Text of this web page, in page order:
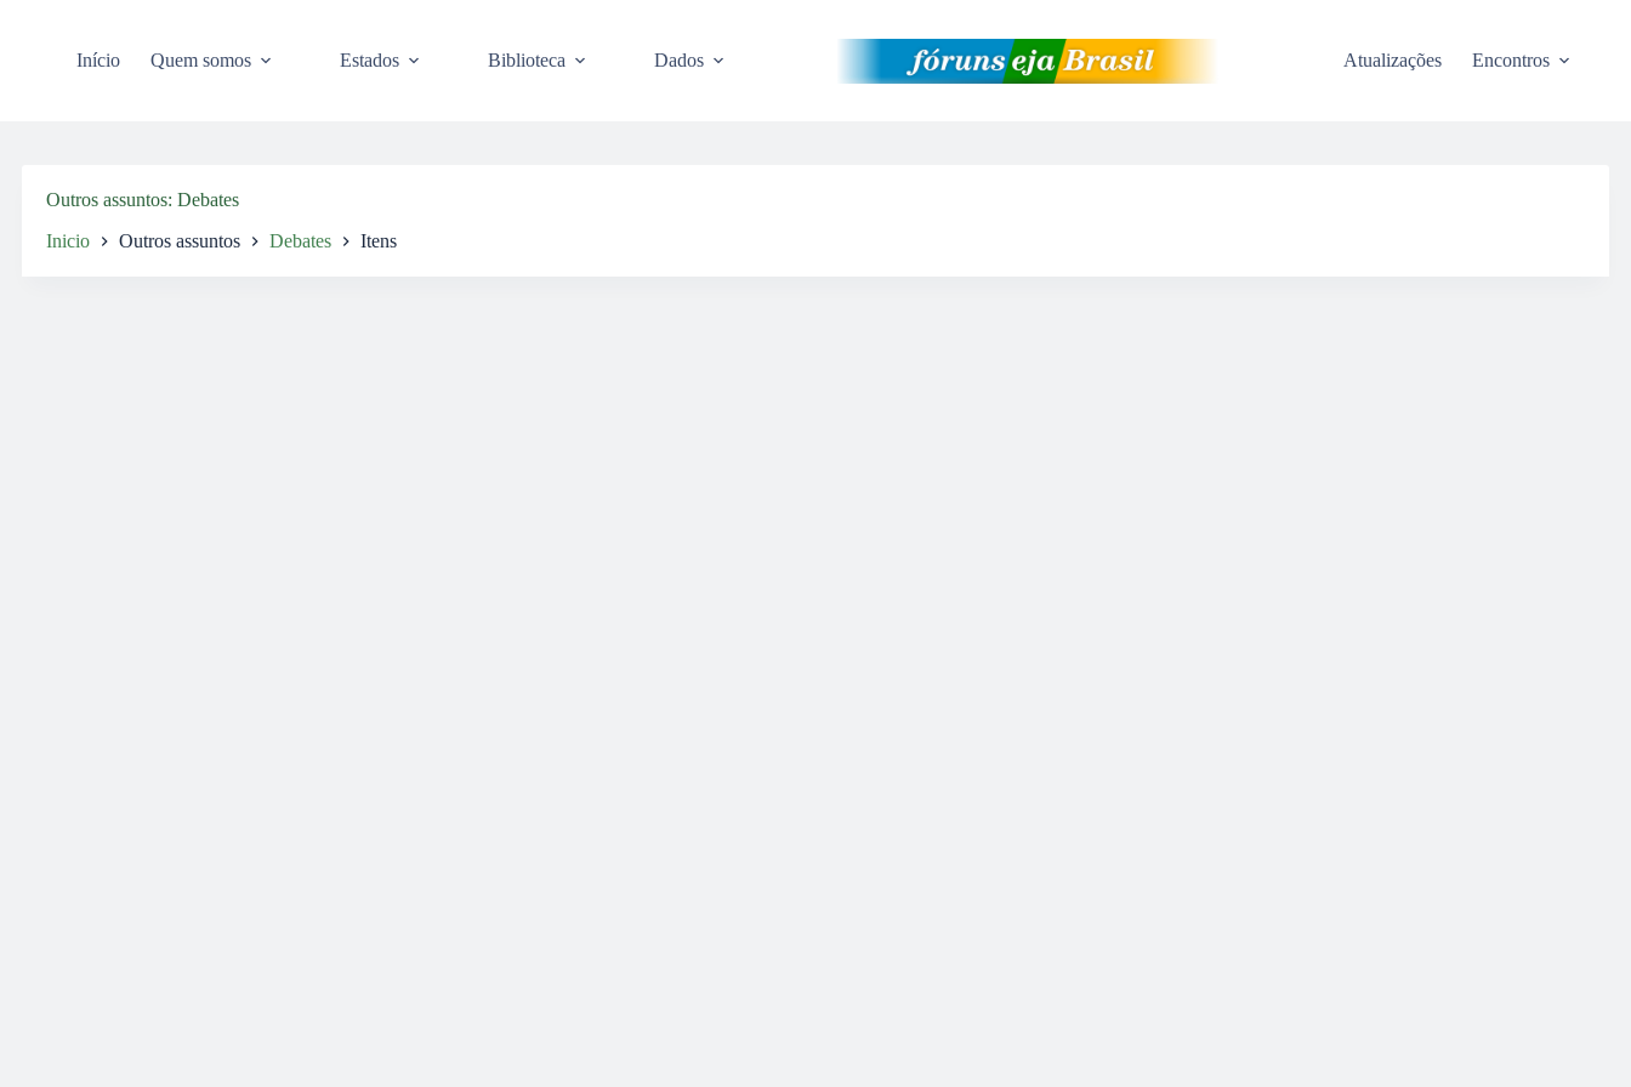
Início Quem somos Estados Biblioteca Dados Atualizações Encontros
Outros assuntos Debates
Inicio Outros assuntos Debates Itens